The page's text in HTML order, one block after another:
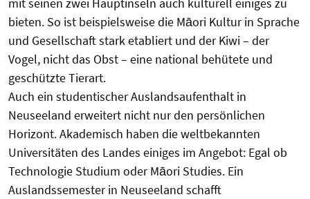
bieten. So ist beispielsweise die Māori Kultur in Sprache
und Gesellschaft stark etabliert und der Kiwi – der
Vogel, nicht das Obst – eine national behütete und
geschützte Tierart.
Auch ein studentischer Auslandsaufenthalt in
Neuseeland erweitert nicht nur den persönlichen
Horizont. Akademisch haben die weltbekannten
Universitäten des Landes einiges im Angebot: Egal ob
Technologie Studium oderMāori Studies. Ein
Auslandssemester in Neuseeland schafft